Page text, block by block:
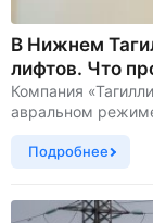
В Нижнем
лифтов. Что
Компания
авральном
Подробнее